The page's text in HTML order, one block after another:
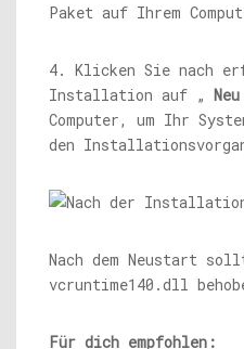
Paket auf Ihrem
4. Klicken Sie nach
Installation auf „
Computer, um Ihr
den
Nach dem Neustart
vcruntime140.dll
Für dich empfohlen: